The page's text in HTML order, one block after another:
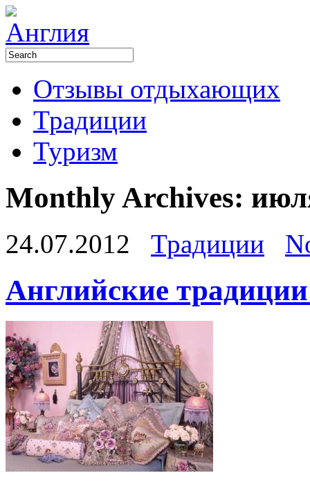
Отзывы отдыхающих
Традиции
Туризм
Monthly Archives:
24.07.2012 Традиции
Английские